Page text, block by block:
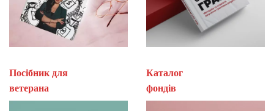
Посібник для
ветерана
Каталог